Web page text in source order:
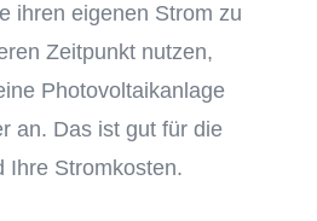
ihren eigenen Strom zu
Zeitpunkt nutzen,
Photovoltaikanlage
an. Das ist gut für die
Ihre Stromkosten.